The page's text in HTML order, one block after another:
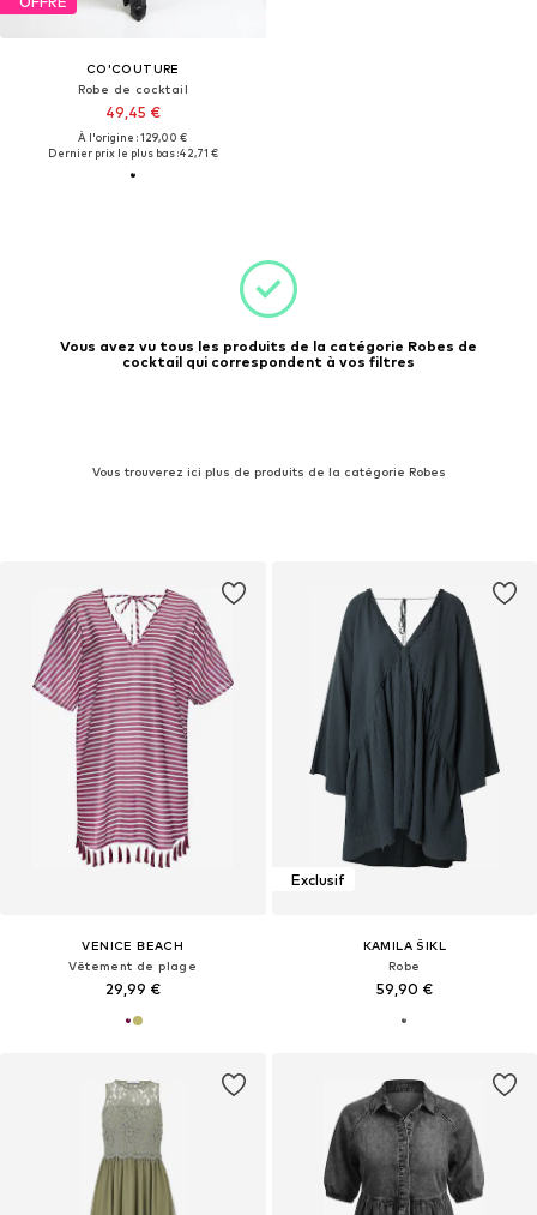
CO'COUTURE
Robe de cocktail
49,45 €
À l'origine : 129,00 €
Dernier prix le plus bas :42,71 €
Vous avez vu tous les produits de la catégorie Robes de
cocktail qui correspondent à vos filtres
Vous trouverez ici plus de produits de la catégorie Robes
VENICE BEACH
Vêtement de plage
29,99 €
Exclusif
KAMILA ŠIKL
Robe
59,90 €